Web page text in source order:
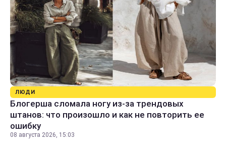
ЛЮДИ
Блогерша сломала ногу из-за трендовых
штанов: что произошло и как не повторить ее
ошибку
08 августа 2026, 15:03